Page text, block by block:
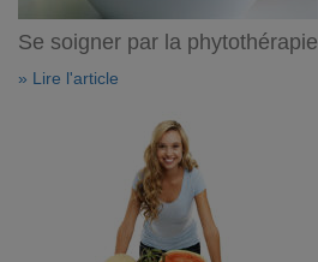
Se soigner par la phytothérapie
» Lire l'article